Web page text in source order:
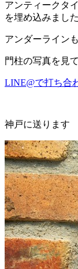
アンティークタ
を埋め込みました
アンダーライン
門柱の写真を見
LINE@で打ち合
神戸に送ります